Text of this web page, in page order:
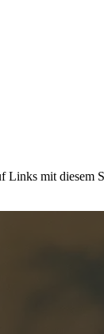
Links mit diesem